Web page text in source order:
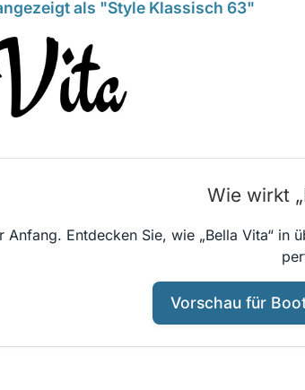
als "Style Klassisch 63"
Wie wirkt
Anfang. Entdecken Sie, wie „Bella Vita“
Vorschau für